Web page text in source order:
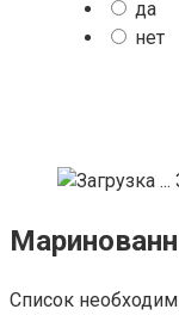
да
нет
Список